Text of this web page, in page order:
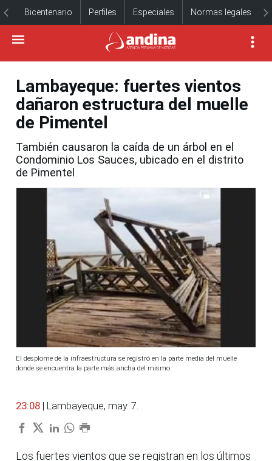
Bicentenario Perfiles Especiales Normas legales
Lambayeque: fuertes vientos
dañaron estructura del muelle
de Pimentel
También causaron la caída de un árbol en el
Condominio Los Sauces, ubicado en el distrito
de Pimentel
El desplome de la infraestructura se registró en la parte media del muelle
donde se encuentra la parte más ancha del mismo.
23:08 | Lambayeque, may. 7.
Los fuertes vientos que se registran en los últimos